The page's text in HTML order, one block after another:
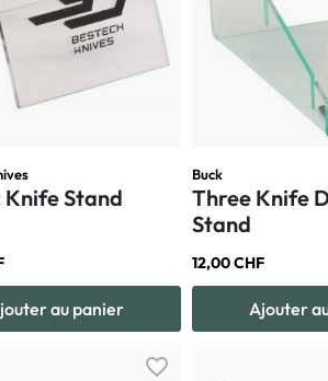
Stand
au panier
Buck
Three Knife
Stand
12,00 CHF
Ajouter
favorite_border